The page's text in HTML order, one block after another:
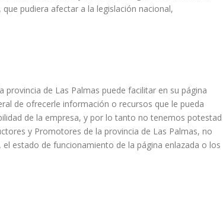
pudiera afectar a la legislación nacional,
de Las Palmas puede facilitar en su página
de ofrecerle información o recursos que le pueda
de la empresa, y por lo tanto no tenemos potestad
y Promotores de la provincia de Las Palmas, no
estado de funcionamiento de la página enlazada o los